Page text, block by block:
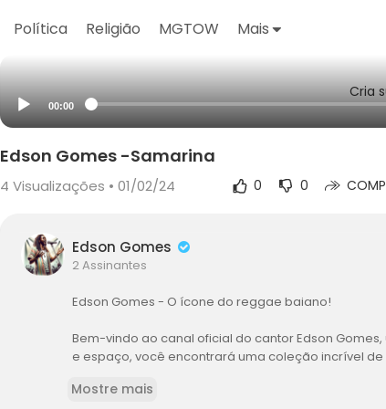
Política Religião MGTOW Mais
Cria
00:00
Edson Gomes -Samarina
4 Visualizações • 01/02/24 0 0
Edson Gomes
2 Assinantes
Edson Gomes - O ícone do reggae baiano!
Bem-vindo ao canal oficial do cantor Edson
e espaço, você encontrará uma coleção incrível
Mostre mais